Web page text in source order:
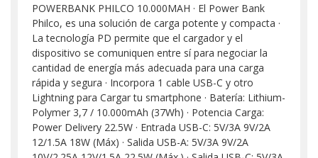
POWERBANK PHILCO 10.000MAH · El Power Bank
Philco, es una solución de carga potente y compacta ·
La tecnología PD permite que el cargador y el
dispositivo se comuniquen entre sí para negociar la
cantidad de energía más adecuada para una carga
rápida y segura · Incorpora 1 cable USB-C y otro
Lightning para Cargar tu smartphone · Batería: Lithium-
Polymer 3,7 / 10.000mAh (37Wh) · Potencia Carga:
Power Delivery 22.5W · Entrada USB-C: 5V/3A 9V/2A
12/1.5A 18W (Máx) · Salida USB-A: 5V/3A 9V/2A